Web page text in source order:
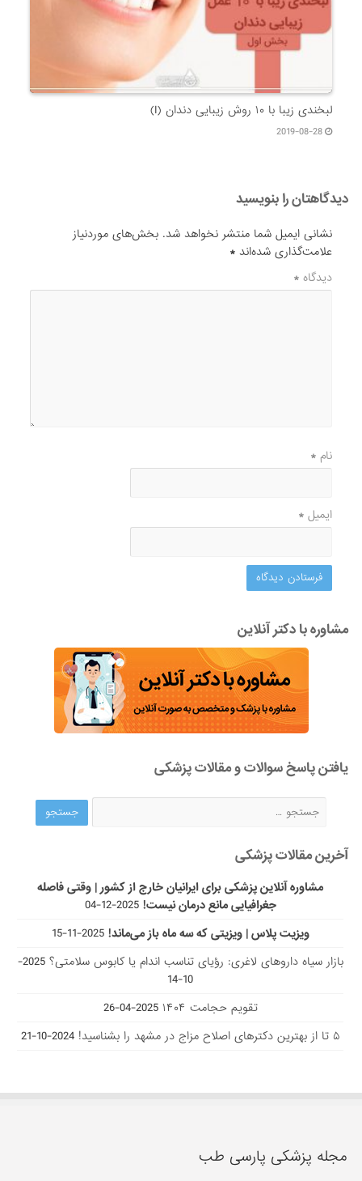
لبخندی زیبا با ۱۰ روش زیبایی دندان (I)
2019-08-28
دیدگاهتان را بنویسید
نشانی ایمیل شما منتشر نخواهد شد. بخش‌های موردنیاز
علامت‌گذاری شده‌اند*
دیدگاه*
نام*
ایمیل*
مشاوره با دکتر آنلاین
یافتن پاسخ سوالات و مقالات پزشکی
آخرین مقالات پزشکی
مشاوره آنلاین پزشکی برای ایرانیان خارج از کشور | وقتی فاصله
جغرافیایی مانع درمان نیست! 2025-12-04
ویزیت پلاس | ویزیتی که سه ماه باز می‌ماند! 2025-11-15
بازار سیاه داروهای لاغری: رؤیای تناسب اندام یا کابوس سلامتی؟
2025-
10-14
تقویم حجامت ۱۴۰۴
2025-04-26
۵ تا از بهترین دکتر‌های اصلاح مزاج در مشهد را بشناسید!
2024-10-21
مجله پزشکی پارسی طب